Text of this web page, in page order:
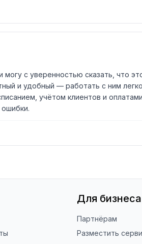
с уверенностью сказать, что
и удобный — работать с ним
учётом клиентов и оплатами
Для бизнеса
Партнёрам
Разместить